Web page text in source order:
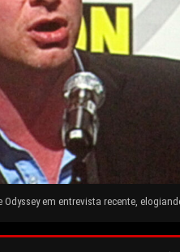
em entrevista recente,